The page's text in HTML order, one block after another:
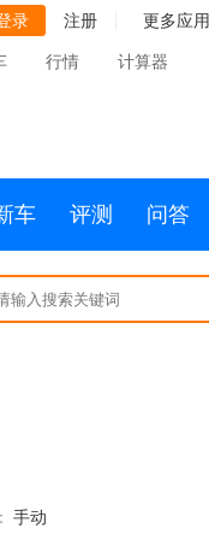
录 注册 更多应用
行情 计算器
车 评测 问答
手动